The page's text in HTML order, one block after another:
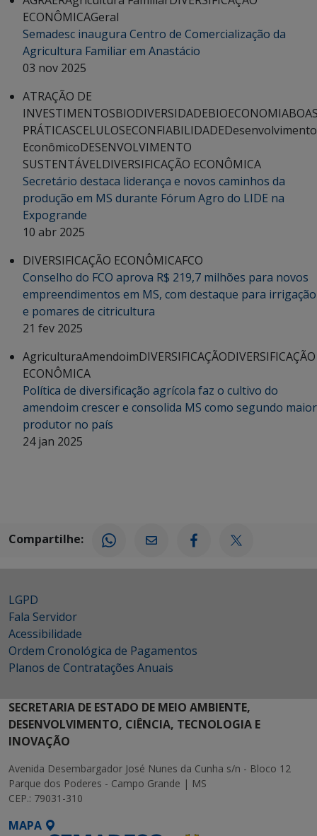
ECONÔMICAGeral
Semadesc inaugura Centro de Comercialização da
Agricultura Familiar em Anastácio
03 nov 2025
ATRAÇÃO DE
INVESTIMENTOSBIODIVERSIDADEBIOECONOMIA
PRÁTICASCELULOSECONFIABILIDADEDesenvolvimento
EconômicoDESENVOLVIMENTO
SUSTENTÁVELDIVERSIFICAÇÃO ECONÔMICA
Secretário destaca liderança e novos caminhos da
produção em MS durante Fórum Agro do LIDE na
Expogrande
10 abr 2025
DIVERSIFICAÇÃO ECONÔMICAFCO
Conselho do FCO aprova R$ 219,7 milhões para novos
empreendimentos em MS, com destaque para irrigação
e pomares de citricultura
21 fev 2025
AgriculturaAmendoimDIVERSIFICAÇÃODIVERSIFICAÇÃO
ECONÔMICA
Política de diversificação agrícola faz o cultivo do
amendoim crescer e consolida MS como segundo maior
produtor no país
24 jan 2025
Compartilhe:
LGPD
Fala Servidor
Acessibilidade
Ordem Cronológica de Pagamentos
Planos de Contratações Anuais
SECRETARIA DE ESTADO DE MEIO AMBIENTE,
DESENVOLVIMENTO, CIÊNCIA, TECNOLOGIA E
INOVAÇÃO
Avenida Desembargador José Nunes da Cunha s/n - Bloco 12
Parque dos Poderes - Campo Grande | MS
CEP.: 79031-310
MAPA